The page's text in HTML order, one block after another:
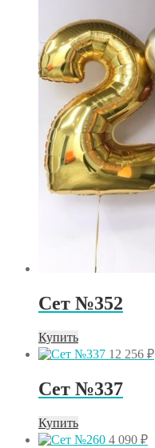
Сет №352
Купить
12 256 ₽
Сет №337
Купить
4 090 ₽